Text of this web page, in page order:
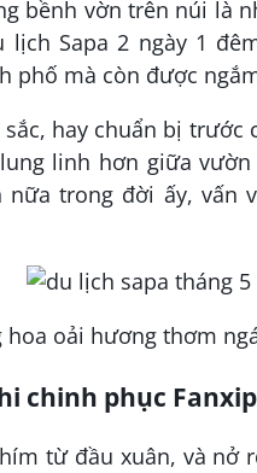
bềnh vờn trên núi là
lịch Sapa 2 ngày 1
phố mà còn được
hay chuẩn bị
linh hơn giữa
nữa trong đời ấy, vấn
hoa oải hương thơm
chinh phục
từ đầu xuân, và nở